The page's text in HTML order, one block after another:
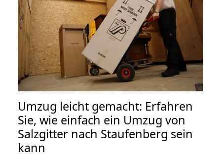
Umzug leicht gemacht: Erfahren
Sie, wie einfach ein Umzug von
Salzgitter nach Staufenberg sein
kann